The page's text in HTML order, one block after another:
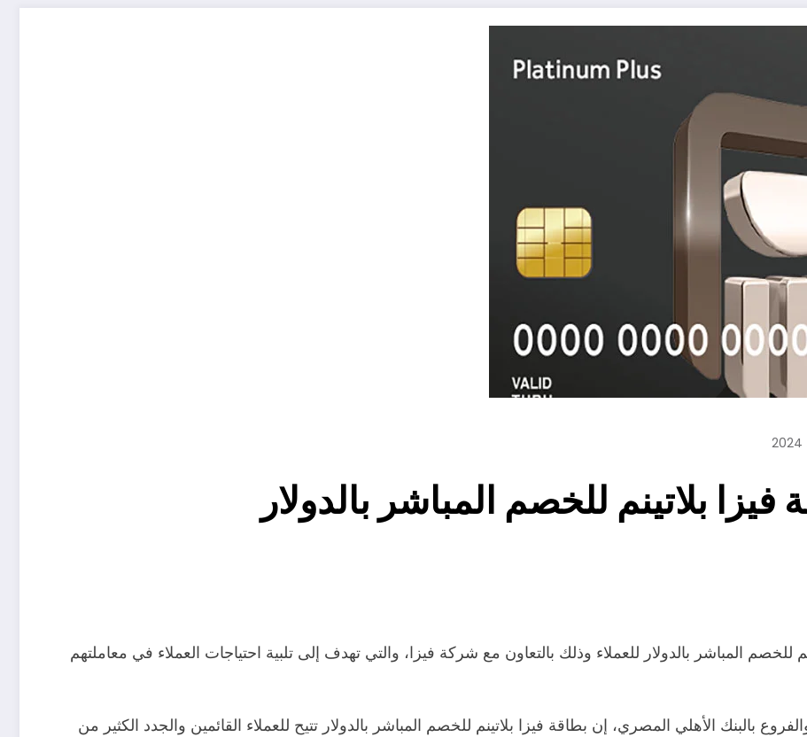
بلاتينم للخصم المباشر بالدولار
المباشر بالدولار للعملاء وذلك بالتعاون مع شركة فيزا، والتي تهدف إلى تلبية احتياجات العملاء في معاملتهم
بالبنك الأهلي المصري، إن بطاقة فيزا بلاتينم للخصم المباشر بالدولار تتيح للعملاء القائمين والجدد الكثير من